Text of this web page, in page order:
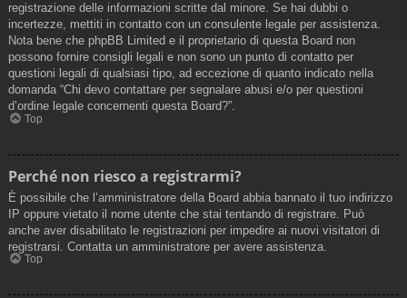
registrazione delle informazioni scritte dal minore. Se hai dubbi o
incertezze, mettiti in contatto con un consulente legale per assistenza.
Nota bene che phpBB Limited e il proprietario di questa Board non
possono fornire consigli legali e non sono un punto di contatto per
questioni legali di qualsiasi tipo, ad eccezione di quanto indicato nella
domanda “Chi devo contattare per segnalare abusi e/o per questioni
d’ordine legale concernenti questa Board?”.
Top
Perché non riesco a registrarmi?
È possibile che l’amministratore della Board abbia bannato il tuo indirizzo
IP oppure vietato il nome utente che stai tentando di registrare. Può
anche aver disabilitato le registrazioni per impedire ai nuovi visitatori di
registrarsi. Contatta un amministratore per avere assistenza.
Top